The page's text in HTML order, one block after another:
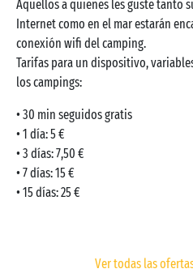
Aquellos a quienes les guste tanto
Internet como en el mar estarán
conexión wifi del camping.
Tarifas para un dispositivo,
los campings:
• 30 min seguidos gratis
• 1 día: 5 €
• 3 días: 7,50 €
• 7 días: 15 €
• 15 días: 25 €
Ver todas las